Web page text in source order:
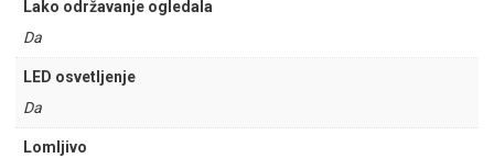
Lako održavanje ogledala
Da
LED osvetljenje
Da
Lomljivo